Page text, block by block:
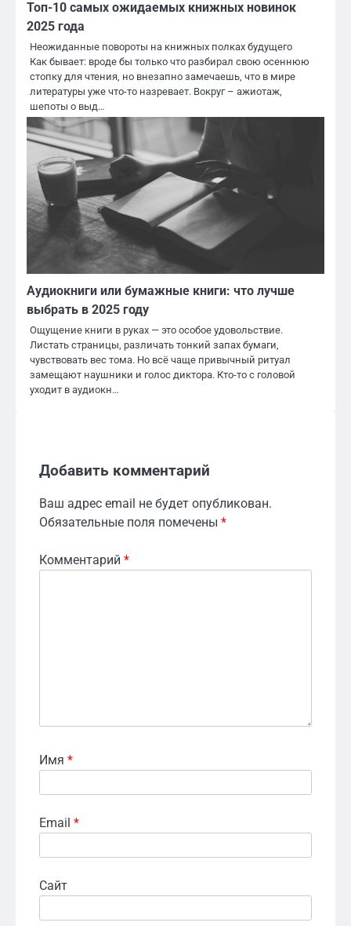
Топ-10 самых ожидаемых книжных новинок
2025 года
Неожиданные повороты на книжных полках будущего
Как бывает: вроде бы только что разбирал свою осеннюю
стопку для чтения, но внезапно замечаешь, что в мире
литературы уже что-то назревает. Вокруг – ажиотаж,
шепоты о выд…
Аудиокниги или бумажные книги: что лучше
выбрать в 2025 году
Ощущение книги в руках — это особое удовольствие.
Листать страницы, различать тонкий запах бумаги,
чувствовать вес тома. Но всё чаще привычный ритуал
замещают наушники и голос диктора. Кто-то с головой
уходит в аудиокн…
Добавить комментарий
Ваш адрес email не будет опубликован.
Обязательные поля помечены *
Комментарий *
Имя *
Email *
Сайт